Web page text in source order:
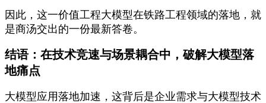
因此，这一价值工程大模型在铁路工程领域的落地，就
是商汤交出的一份最新答卷。
结语：在技术竞速与场景耦合中，破解大模型落
地痛点
大模型应用落地加速，这背后是企业需求与大模型技术